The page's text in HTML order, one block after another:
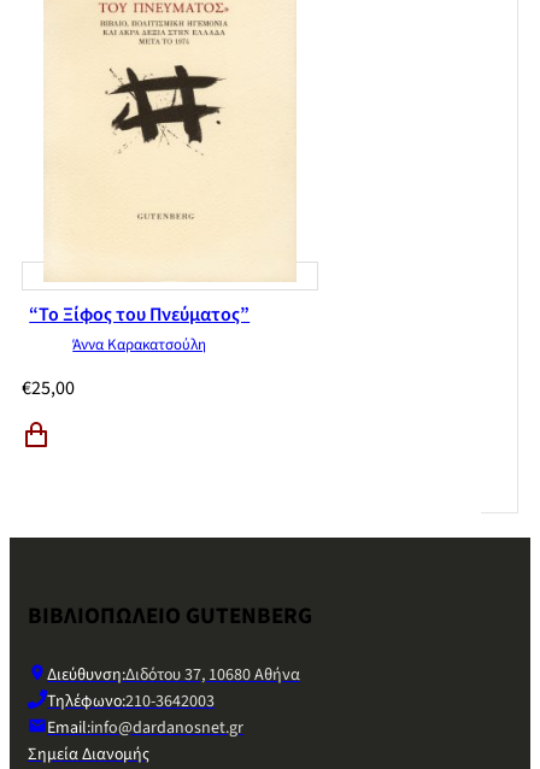
“Το Ξίφος του Πνεύματος”
Άννα Καρακατσούλη
€25,00
ΒΙΒΛΙΟΠΩΛΕΙΟ GUTENBERG
Διεύθυνση:Διδότου 37, 10680 Αθήνα
Τηλέφωνο:210-3642003
Email:info@dardanosnet.gr
Σημεία Διανομής